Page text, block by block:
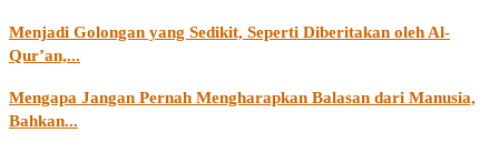
Menjadi Golongan yang Sedikit, Seperti Diberitakan oleh Al-
Qur’an,...
Mengapa Jangan Pernah Mengharapkan Balasan dari Manusia,
Bahkan...